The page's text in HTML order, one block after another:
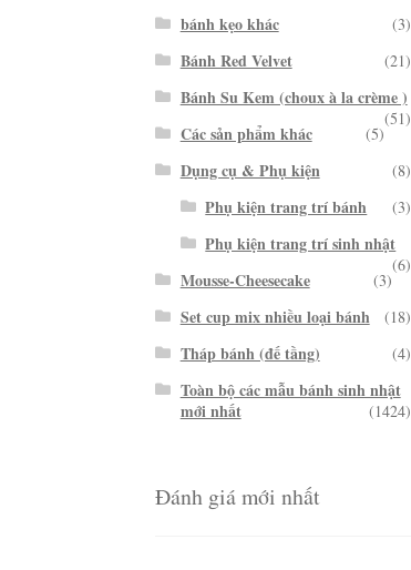
bánh kẹo khác (3)
Bánh Red Velvet (21)
Bánh Su Kem (choux à la crème )
(51)
Các sản phẩm khác (5)
Dụng cụ & Phụ kiện (8)
Phụ kiện trang trí bánh (3)
Phụ kiện trang trí sinh nhật
(6)
Mousse-Cheesecake (3)
Set cup mix nhiều loại bánh (18)
Tháp bánh (đế tầng) (4)
Toàn bộ các mẫu bánh sinh nhật
mới nhất
(1424)
Đánh giá mới nhất